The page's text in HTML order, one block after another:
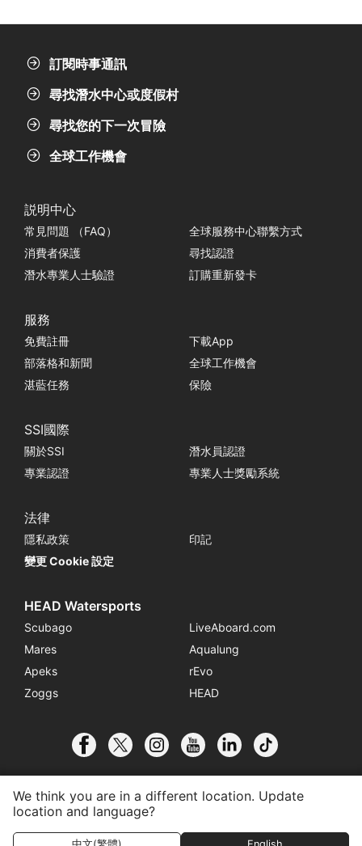
加入訓練中心 聯絡資訊
訂閱時事通訊
尋找潛水中心或度假村
尋找您的下一次冒險
全球工作機會
説明中心
常見問題 （FAQ）
全球服務中心聯繫方式
消費者保護
尋找認證
潛水專業人士驗證
訂購重新發卡
服務
免費註冊
下載App
部落格和新聞
全球工作機會
湛藍任務
保險
SSI國際
關於SSI
潛水員認證
專業認證
專業人士獎勵系統
法律
隱私政策
印記
變更 Cookie 設定
HEAD Watersports
Scubago
LiveAboard.com
Mares
Aqualung
Apeks
rEvo
Zoggs
HEAD
© 2026 SSI International
We think you are in a different location. Update
location and language?